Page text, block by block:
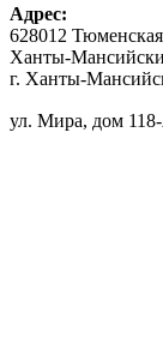
Адрес:
628012 Тюменская
Ханты-
г. Ханты-
ул. Мира, дом